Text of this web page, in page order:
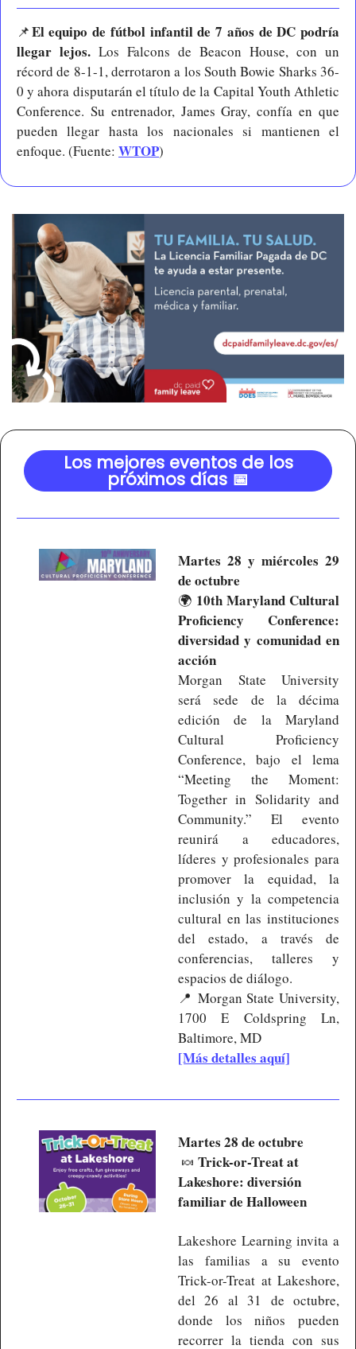
📌El equipo de fútbol infantil de 7 años de DC podría
llegar lejos. Los Falcons de Beacon House, con un
récord de 8-1-1, derrotaron a los South Bowie Sharks 36-
0 y ahora disputarán el título de la Capital Youth Athletic
Conference. Su entrenador, James Gray, confía en que
pueden llegar hasta los nacionales si mantienen el
enfoque. (Fuente: WTOP)
Los mejores eventos de los
próximos días 📅
Martes 28 y miércoles 29
de octubre
🌍 10th Maryland Cultural
Proficiency Conference:
diversidad y comunidad en
acción
Morgan State University
será sede de la décima
edición de la Maryland
Cultural Proficiency
Conference, bajo el lema
“Meeting the Moment:
Together in Solidarity and
Community.” El evento
reunirá a educadores,
líderes y profesionales para
promover la equidad, la
inclusión y la competencia
cultural en las instituciones
del estado, a través de
conferencias, talleres y
espacios de diálogo.
📍 Morgan State University,
1700 E Coldspring Ln,
Baltimore, MD
[Más detalles aquí]
Martes 28 de octubre
🍬 Trick-or-Treat at
Lakeshore: diversión
familiar de Halloween
Lakeshore Learning invita a
las familias a su evento
Trick-or-Treat at Lakeshore,
del 26 al 31 de octubre,
donde los niños pueden
recorrer la tienda con sus